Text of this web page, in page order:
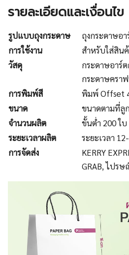
รายละเอียดและเงื่อนไข
รูปแบบถุงกระดาษ
ถุงกระดาษอ
การใช้งาน
สำหรับใส่สิน
วัสดุ
กระดาษอาร์
กระดาษครา
การพิมพ์สี
พิมพ์ Offset
ขนาด
ขนาดตามที่ลู
จำนวนผลิต
ขั้นต่ำ 200 ใบ
ระยะเวลาผลิต
ระยะเวลา
การจัดส่ง
KERRY
GRAB, ไปร